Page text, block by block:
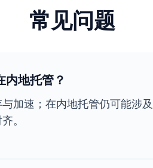
常见问题
内地托管？
加速；在内地托管仍可能涉
。